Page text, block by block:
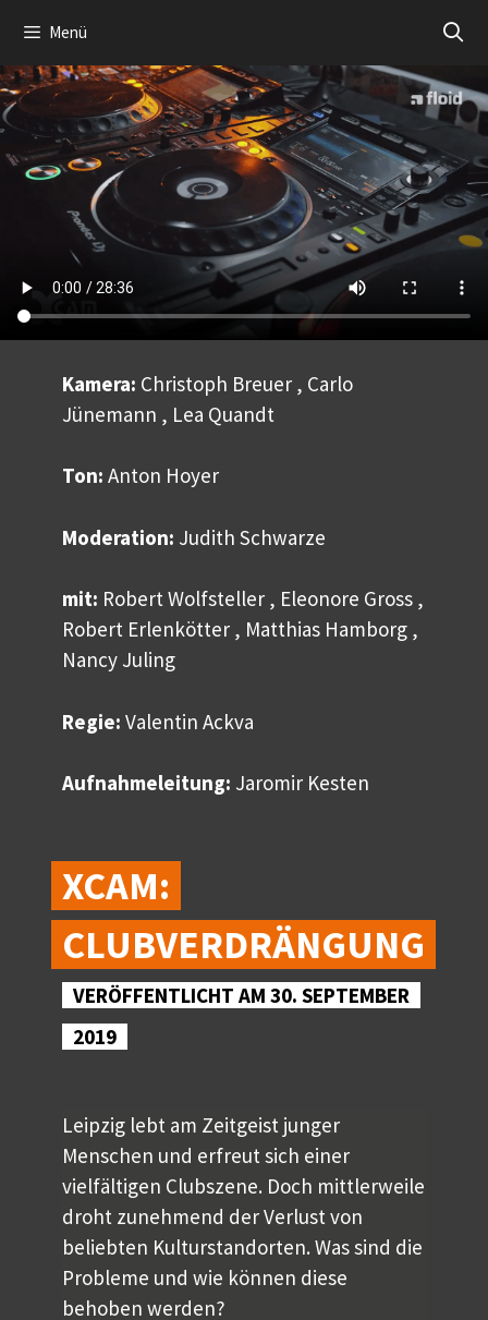
Inhalt
springen
Menü
Kamera: Christoph Breuer , Carlo
Jünemann , Lea Quandt
Ton: Anton Hoyer
Moderation: Judith Schwarze
mit: Robert Wolfsteller , Eleonore Gross ,
Robert Erlenkötter , Matthias Hamborg ,
Nancy Juling
Regie: Valentin Ackva
Aufnahmeleitung: Jaromir Kesten
XCAM:
CLUBVERDRÄNGUNG
VERÖFFENTLICHT AM 30. SEPTEMBER
2019
Leipzig lebt am Zeitgeist junger
Menschen und erfreut sich einer
vielfältigen Clubszene. Doch mittlerweile
droht zunehmend der Verlust von
beliebten Kulturstandorten. Was sind die
Probleme und wie können diese
behoben werden?